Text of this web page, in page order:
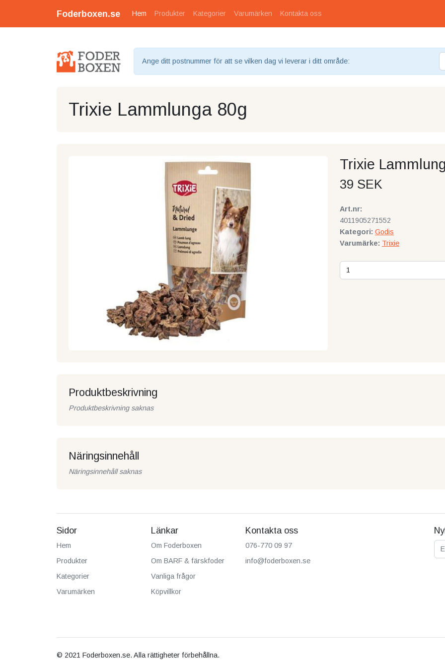
Foderboxen.se Hem Produkter Kategorier Varumärken Kontakta oss
Ange ditt postnummer för att se vilken dag vi leverar i ditt område:
Trixie Lammlunga 80g
Trixie
39 SEK
Art.nr:
4011905271552
Kategori: Godis
Varumärke: Trixie
Produktbeskrivning
Produktbeskrivning saknas
Näringsinnehåll
Näringsinnehåll saknas
Sidor
Hem
Produkter
Kategorier
Varumärken
Länkar
Om Foderboxen
Om BARF & färskfoder
Vanliga frågor
Köpvillkor
Kontakta oss
076-770 09 97
info@foderboxen.se
E-
© 2021 Foderboxen.se. Alla rättigheter förbehållna.